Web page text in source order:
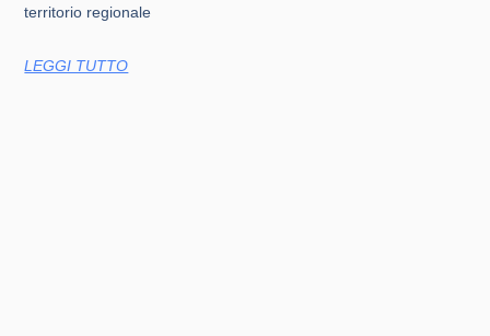
territorio regionale
LEGGI TUTTO